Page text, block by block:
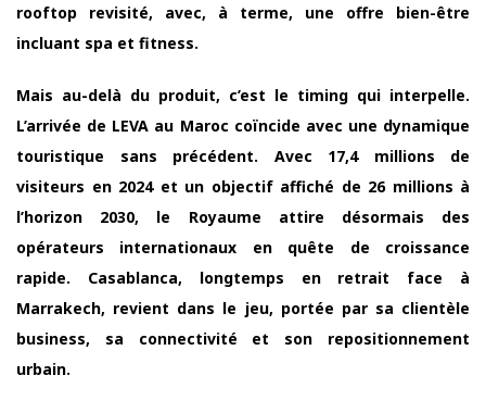
rooftop revisité, avec, à terme, une offre bien-être
incluant spa et fitness.
Mais au-delà du produit, c’est le timing qui interpelle.
L’arrivée de LEVA au Maroc coïncide avec une dynamique
touristique sans précédent. Avec 17,4 millions de
visiteurs en 2024 et un objectif affiché de 26 millions à
l’horizon 2030, le Royaume attire désormais des
opérateurs internationaux en quête de croissance
rapide. Casablanca, longtemps en retrait face à
Marrakech, revient dans le jeu, portée par sa clientèle
business, sa connectivité et son repositionnement
urbain.